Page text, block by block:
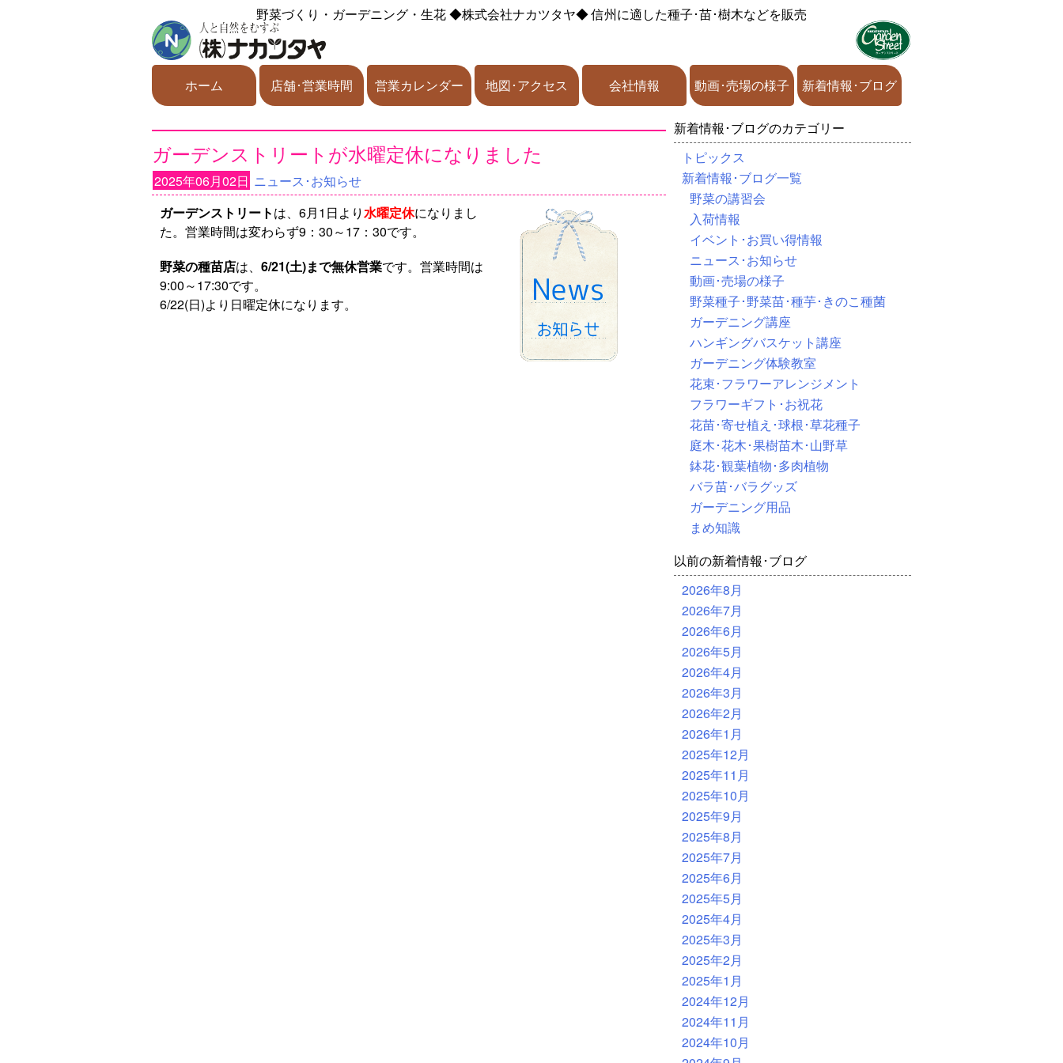
野菜づくり・ガーデニング・生花◆株式会社ナカツタヤ◆信州に適した種子･苗･樹木などを販売
ホーム 店舗･営業時間 営業カレンダー 地図･アクセス 会社情報 動画･売場の様子 新着情報･ブログ
ガーデンストリートが水曜定休になりました
2025年06月02日 ニュース･お知らせ
ガーデンストリートは、6月1日より水曜定休になりまし
た。営業時間は変わらず9：30～17：30です。
野菜の種苗店は、 6/21(土)まで無休営業です。営業時間は
9:00～17:30です。
6/22(日)より日曜定休になります。
新着情報･ブログのカテゴリー
トピックス
新着情報･ブログ一覧
野菜の講習会
入荷情報
イベント･お買い得情報
ニュース･お知らせ
動画･売場の様子
野菜種子･野菜苗･種芋･きのこ種菌
ガーデニング講座
ハンギングバスケット講座
ガーデニング体験教室
花束･フラワーアレンジメント
フラワーギフト･お祝花
花苗･寄せ植え･球根･草花種子
庭木･花木･果樹苗木･山野草
鉢花･観葉植物･多肉植物
バラ苗･バラグッズ
ガーデニング用品
まめ知識
以前の新着情報･ブログ
2026年8月
2026年7月
2026年6月
2026年5月
2026年4月
2026年3月
2026年2月
2026年1月
2025年12月
2025年11月
2025年10月
2025年9月
2025年8月
2025年7月
2025年6月
2025年5月
2025年4月
2025年3月
2025年2月
2025年1月
2024年12月
2024年11月
2024年10月